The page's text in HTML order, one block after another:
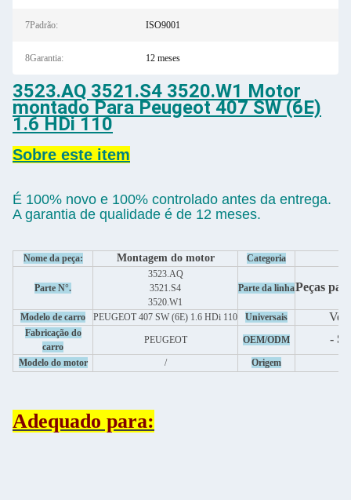
7Padrão: ISO9001
8Garantia: 12 meses
3523.AQ 3521.S4 3520.W1 Motor
montado Para Peugeot 407 SW (6E)
1.6 HDi 110
Sobre este item
É 100% novo e 100% controlado antes da entrega.
A garantia de qualidade é de 12 meses.
Nome da peça: Montagem do motor Categoria
Parte N°.
3523.AQ
3521.S4
3520.W1
Parte da linhaPeças
Modelo de carro PEUGEOT 407 SW (6E) 1.6 HDi 110 Universais Ver
Fabricação do
carro
PEUGEOT OEM/ODM -
Modelo do motor / Origem
Adequado para: